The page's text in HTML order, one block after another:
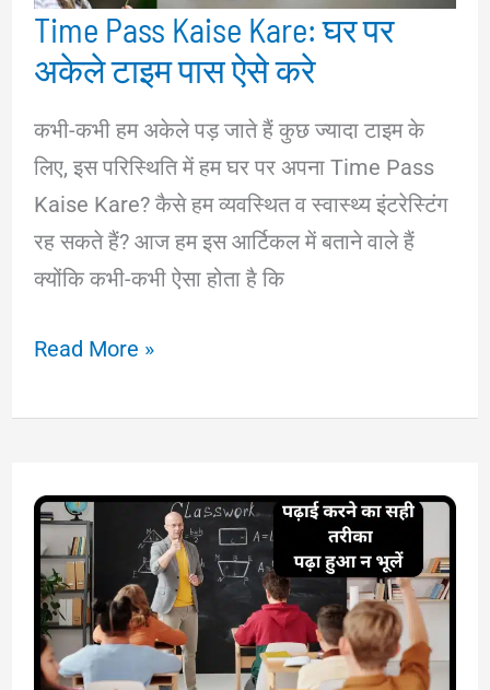
Time Pass Kaise Kare: घर पर
अकेले टाइम पास ऐसे करे
कभी-कभी हम अकेले पड़ जाते हैं कुछ ज्यादा टाइम के
लिए, इस परिस्थिति में हम घर पर अपना Time Pass
Kaise Kare? कैसे हम व्यवस्थित व स्वास्थ्य इंटरेस्टिंग
रह सकते हैं? आज हम इस आर्टिकल में बताने वाले हैं
क्योंकि कभी-कभी ऐसा होता है कि
Time
Kaise
घर
पर
अकेले
टाइम
पास
ऐसे
Read More »